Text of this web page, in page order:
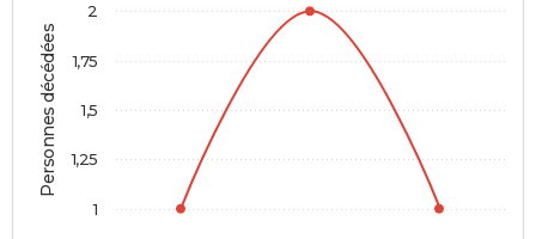
Personnes décédées
1
1,25
1,5
1,75
2